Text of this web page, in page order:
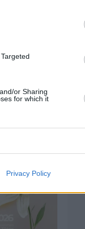
or Sharing
for which it
Privacy Policy